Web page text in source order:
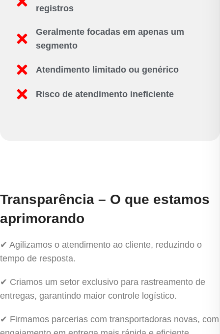
registros
Geralmente focadas em apenas um
segmento
Atendimento limitado ou genérico
Risco de atendimento ineficiente
Transparência – O que estamos
aprimorando
✔ Agilizamos o atendimento ao cliente, reduzindo o
tempo de resposta.
✔ Criamos um setor exclusivo para rastreamento de
entregas, garantindo maior controle logístico.
✔ Firmamos parcerias com transportadoras novas, com